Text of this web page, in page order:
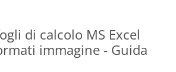
di calcolo MS Excel
immagine - Guida